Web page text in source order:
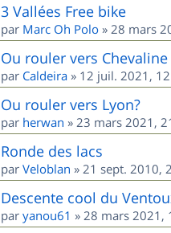
3 Vallées Free bike
par Marc Oh Polo » 28 mars
Ou rouler vers
par Caldeira » 12 juil. 2021,
Ou rouler vers Lyon?
par herwan » 23 mars 2021,
Ronde des lacs
par Veloblan » 21 sept. 2010,
Descente cool du
par yanou61 » 28 mars 2021,